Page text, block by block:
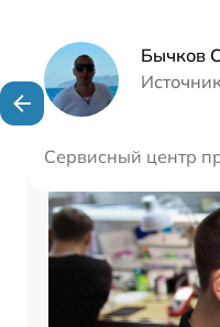
Бычков
Сервисный центр
Наши